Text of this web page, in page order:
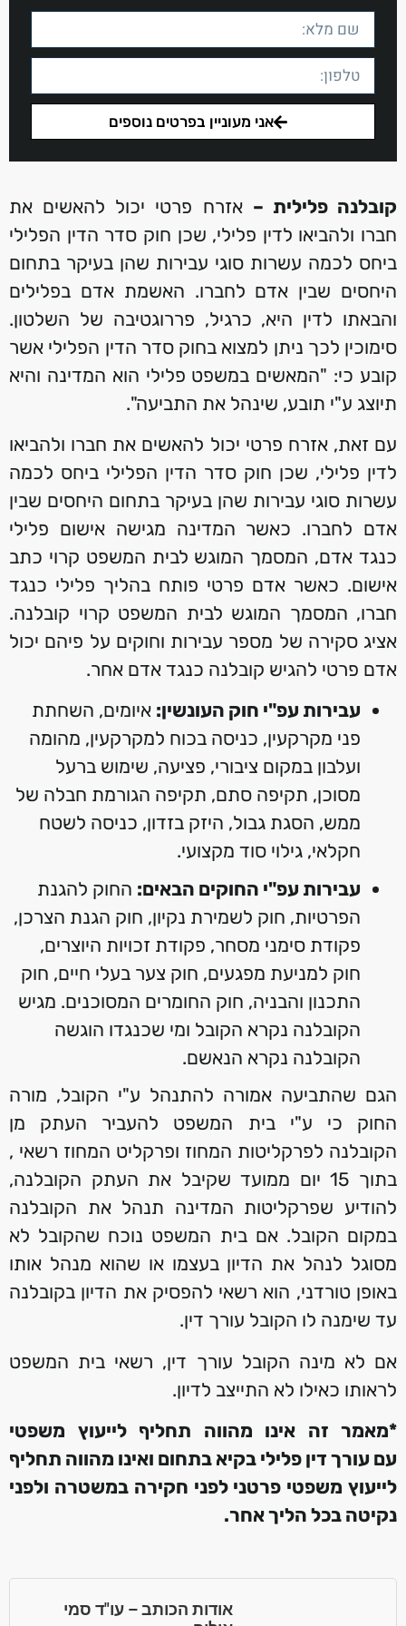
אני מעוניין בפרטים נוספים
קובלנה פלילית – אזרח פרטי יכול להאשים את
חברו ולהביאו לדין פלילי, שכן חוק סדר הדין הפלילי
ביחס לכמה עשרות סוגי עבירות שהן בעיקר בתחום
היחסים שבין אדם לחברו. האשמת אדם בפלילים
והבאתו לדין היא, כרגיל, פררוגטיבה של השלטון.
סימוכין לכך ניתן למצוא בחוק סדר הדין הפלילי אשר
קובע כי: "המאשים במשפט פלילי הוא המדינה והיא
תיוצג ע"י תובע, שינהל את התביעה".
עם זאת, אזרח פרטי יכול להאשים את חברו ולהביאו
לדין פלילי, שכן חוק סדר הדין הפלילי ביחס לכמה
עשרות סוגי עבירות שהן בעיקר בתחום היחסים שבין
אדם לחברו. כאשר המדינה מגישה אישום פלילי
כנגד אדם, המסמך המוגש לבית המשפט קרוי כתב
אישום. כאשר אדם פרטי פותח בהליך פלילי כנגד
חברו, המסמך המוגש לבית המשפט קרוי קובלנה.
אציג סקירה של מספר עבירות וחוקים על פיהם יכול
אדם פרטי להגיש קובלנה כנגד אדם אחר.
עבירות עפ"י חוק העונשין: איומים, השחתת
פני מקרקעין, כניסה בכוח למקרקעין, מהומה
ועלבון במקום ציבורי, פציעה, שימוש ברעל
מסוכן, תקיפה סתם, תקיפה הגורמת חבלה של
ממש, הסגת גבול, היזק בזדון, כניסה לשטח
חקלאי, גילוי סוד מקצועי.
עבירות עפ"י החוקים הבאים: החוק להגנת
הפרטיות, חוק לשמירת נקיון, חוק הגנת הצרכן,
פקודת סימני מסחר, פקודת זכויות היוצרים,
חוק למניעת מפגעים, חוק צער בעלי חיים, חוק
התכנון והבניה, חוק החומרים המסוכנים. מגיש
הקובלנה נקרא הקובל ומי שכנגדו הוגשה
הקובלנה נקרא הנאשם.
הגם שהתביעה אמורה להתנהל ע"י הקובל, מורה
החוק כי ע"י בית המשפט להעביר העתק מן
הקובלנה לפרקליטות המחוז ופרקליט המחוז רשאי ,
בתוך 15 יום ממועד שקיבל את העתק הקובלנה,
להודיע שפרקליטות המדינה תנהל את הקובלנה
במקום הקובל. אם בית המשפט נוכח שהקובל לא
מסוגל לנהל את הדיון בעצמו או שהוא מנהל אותו
באופן טורדני, הוא רשאי להפסיק את הדיון בקובלנה
עד שימנה לו הקובל עורך דין.
אם לא מינה הקובל עורך דין, רשאי בית המשפט
לראותו כאילו לא התייצב לדיון.
*מאמר זה אינו מהווה תחליף לייעוץ משפטי
עם עורך דין פלילי בקיא בתחום ואינו מהווה תחליף
לייעוץ משפטי פרטני לפני חקירה במשטרה ולפני
נקיטה בכל הליך אחר.
אודות הכותב – עו"ד סמי